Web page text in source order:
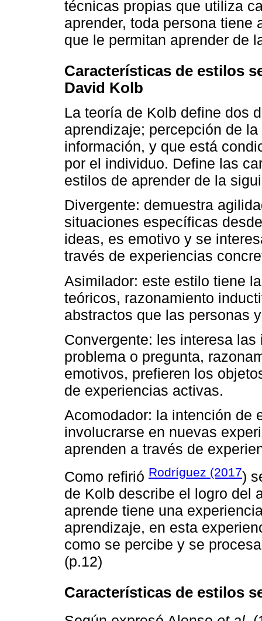
técnicas propias que utiliza
aprender, toda persona tiene
que le permitan aprender de
Características de estilos
David Kolb
La teoría de Kolb define dos
aprendizaje; percepción de
información, y que está
por el individuo. Define las
estilos de aprender de la
Divergente: demuestra
situaciones específicas
ideas, es emotivo y se
través de experiencias
Asimilador: este estilo tiene
teóricos, razonamiento
abstractos que las personas
Convergente: les interesa
problema o pregunta,
emotivos, prefieren los
de experiencias activas.
Acomodador: la intención de
involucrarse en nuevas
aprenden a través de
Como refirió Rodríguez (2017)
de Kolb describe el logro del
aprende tiene una
aprendizaje, en esta
como se percibe y se
(p.12)
Características de estilos